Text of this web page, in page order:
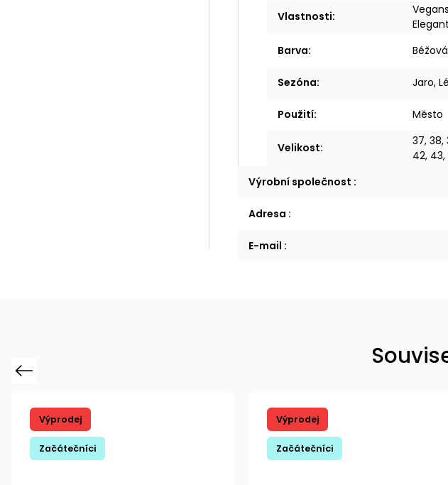
Vlastnosti:
Barva: Béžová
Sezóna: Jaro,
Použití: Město
Velikost:
37, 38,
42, 43,
Výrobní společnost :
Adresa :
E-mail :
Previous
Výprodej
Začátečníci
Výprodej
Začátečníci